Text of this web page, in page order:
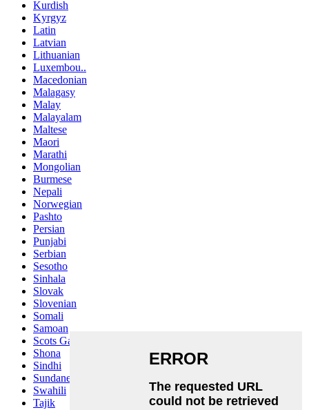
Kurdish
Kyrgyz
Latin
Latvian
Lithuanian
Luxembou..
Macedonian
Malagasy
Malay
Malayalam
Maltese
Maori
Marathi
Mongolian
Burmese
Nepali
Norwegian
Pashto
Persian
Punjabi
Serbian
Sesotho
Sinhala
Slovak
Slovenian
Somali
Samoan
Scots Gaelic
Shona
Sindhi
Sundanese
Swahili
Tajik